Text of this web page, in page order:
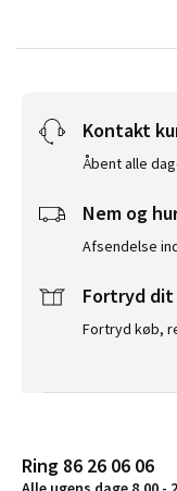
Kontakt
Åbent alle
Nem og
Afsendelse
Fortryd dit
Fortryd køb,
Ring 86 26 06 06